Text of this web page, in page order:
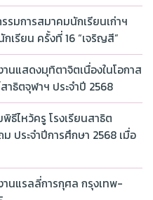
รมการสมาคมนักเรียนเก่าฯ
เรียน ครั้งที่ 16 “เจริญสี”
นแสดงมุทิตาจิตเนื่องในโอกาส
าธิตจุฬาฯ ประจำปี 2568
ธีไหว้ครู โรงเรียนสาธิต
ประจำปีการศึกษา 2568 เมื่อ
านแรลลี่การกุศล กรุงเทพ-